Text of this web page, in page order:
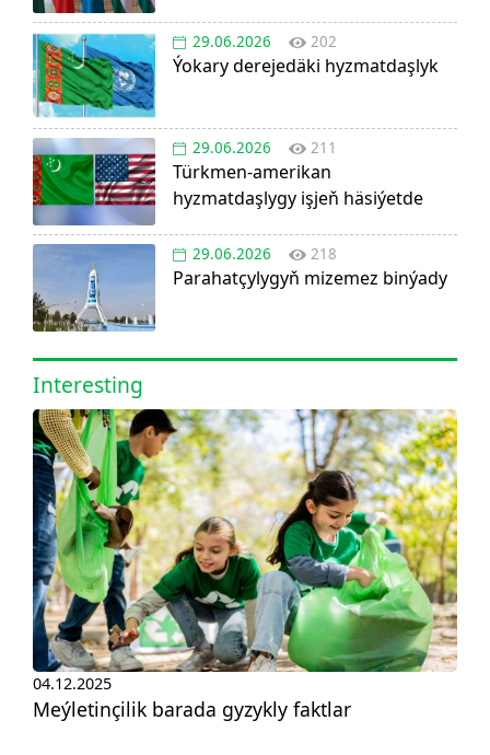
29.06.2026 202
Ýokary derejedäki hyzmatdaşlyk
29.06.2026 211
Türkmen-amerikan
hyzmatdaşlygy işjeň häsiýetde
29.06.2026 218
Parahatçylygyň mizemez binýady
Interesting
04.12.2025
Meýletinçilik barada gyzykly faktlar